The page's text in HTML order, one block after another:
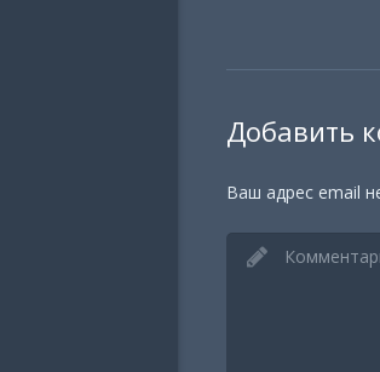
Добавить
Ваш адрес email